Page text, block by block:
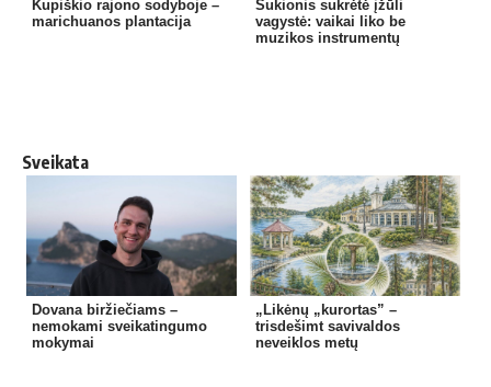
Kupiškio rajono sodyboje –
marichuanos plantacija
Šukionis sukrėtė įžūli
vagystė: vaikai liko be
muzikos instrumentų
Sveikata
Dovana biržiečiams –
nemokami sveikatingumo
mokymai
„Likėnų „kurortas” –
trisdešimt savivaldos
neveiklos metų